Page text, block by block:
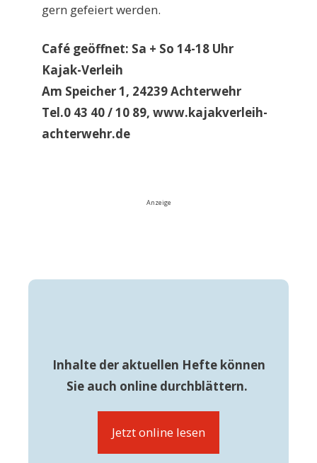
gern gefeiert werden.
Café geöffnet: Sa + So 14-18 Uhr
Kajak-Verleih
Am Speicher 1, 24239 Achterwehr
Tel.0 43 40 / 10 89, www.kajakverleih-
achterwehr.de
Anzeige
Inhalte der aktuellen Hefte können
Sie auch online durchblättern.
Jetzt online lesen